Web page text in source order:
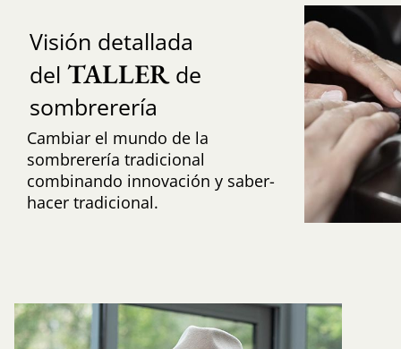
Visión detallada
del TALLERde
sombrerería
Cambiar el mundo de la
sombrerería tradicional
combinando innovación y saber-
hacer tradicional.